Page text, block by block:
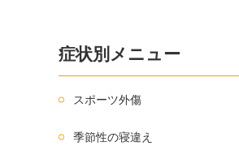
症状別メニュー
スポーツ外傷
季節性の寝違え